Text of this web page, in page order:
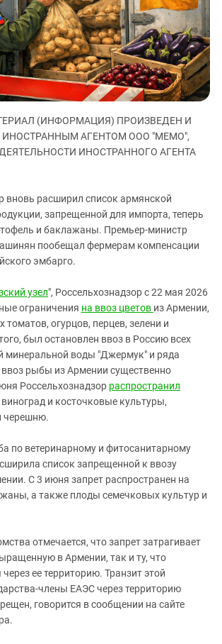
ЗАСТАВЛЯЕТ
КАВКАЗ ЗА ПАЛЕСТИНУ
ИНАКОМЫСЛИЕ В ЧЕЧНЕ
ПРЕСЛЕДОВАНИЕ АКТИВИСТОВ
МОБИЛИЗАЦИЯ И ПРОТЕСТЫ
Алания
(ИНФОРМАЦИЯ) ПРОИЗВЕДЕН И
ИНОСТРАННЫМ АГЕНТОМ ООО "МЕМО",
ИНОСТРАННОГО АГЕНТА
вновь расширил список армянской
запрещенной для импорта, теперь
и баклажаны. Премьер-министр
пообещал фермерам компенсации
эмбарго.
узел", Россельхознадзор с 22 мая 2026
ограничения на ввоз цветов из Армении,
томатов, огурцов, перцев, зелени и
был остановлен ввоз в Россию всех
минеральной воды "Джермук" и ряда
ввоз рыбы из Армении существенно
Россельхознадзор распространил
и косточковые культуры,
черешню.
по ветеринарному и фитосанитарному
список запрещенной к ввозу
С 3 июня запрет распространен на
а также плоды семечковых культур и
отмечается, что запрет затрагивает
в Армении, так и ту, что
через ее территорию. Транзит этой
члены ЕАЭС через территорию
говорится в сообщении на сайте